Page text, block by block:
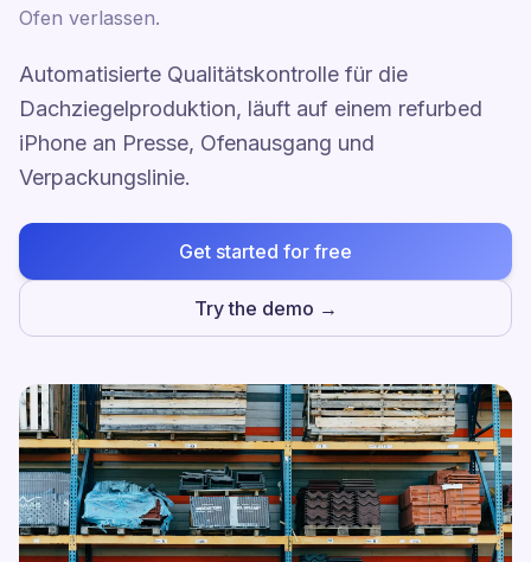
Ofen verlassen.
Automatisierte Qualitätskontrolle für die
Dachziegelproduktion, läuft auf einem refurbed
iPhone an Presse, Ofenausgang und
Verpackungslinie.
Get started for free
Try the demo →